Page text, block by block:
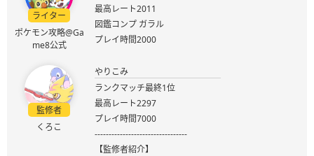
ライター
ポケモン攻略@Ga
me8公式
最高レート2011
図鑑コンプ ガラル
プレイ時間2000
監修者
くろこ
やりこみ
ランクマッチ最終1位
最高レート2297
プレイ時間7000
---------------------------------
【監修者紹介】